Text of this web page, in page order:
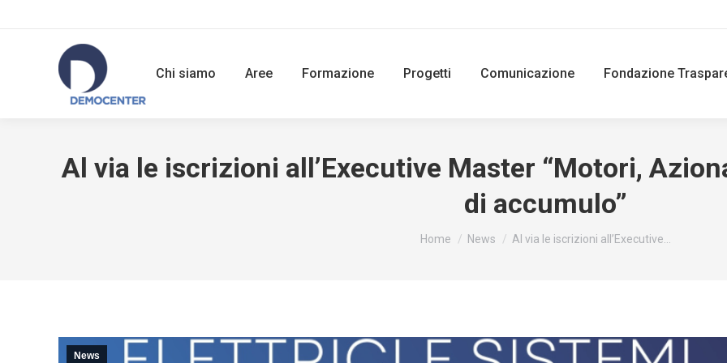
Chi siamo Aree Formazione Progetti Comunicazione Fondazione
Al via le iscrizioni all’Executive Master “Motori,
di accumulo”
You are here:
Home News Al via le iscrizioni all’Executive…
News